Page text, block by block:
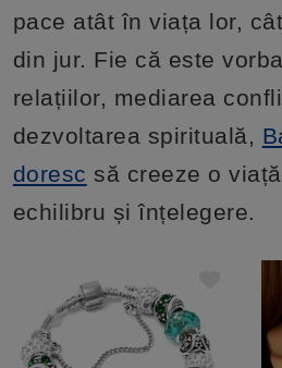
pace atât în viața lor,
din jur. Fie că este
relațiilor, mediarea
dezvoltarea spirituală,
doresc să creeze o
echilibru și înțelegere.